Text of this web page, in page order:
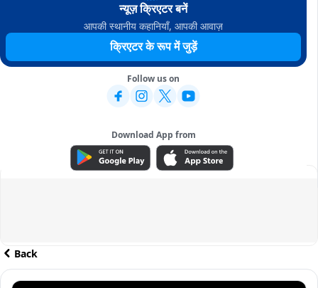
न्यूज़ क्रिएटर बनें
आपकी स्थानीय कहानियाँ, आपकी आवाज़
क्रिएटर के रूप में जुड़ें
Follow us on
Download App from
ADVERTISEMENT
Back